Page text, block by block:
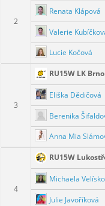
2
Renata Klápová
Valerie
Lucie Kočová
3
RU15W LK
Eliška Dědičová
Berenika
Anna Mia
4
RU15W
Michaela
Julie Javoříková